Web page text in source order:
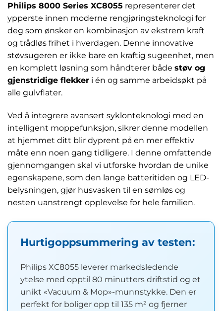
Philips 8000 Series XC8055 representerer det
ypperste innen moderne rengjøringsteknologi for
deg som ønsker en kombinasjon av ekstrem kraft
og trådløs frihet i hverdagen. Denne innovative
støvsugeren er ikke bare en kraftig sugeenhet, men
en komplett løsning som håndterer både støv og
gjenstridige flekker i én og samme arbeidsøkt på
alle gulvflater.
Ved å integrere avansert syklonteknologi med en
intelligent moppefunksjon, sikrer denne modellen
at hjemmet ditt blir dyprent på en mer effektiv
måte enn noen gang tidligere. I denne omfattende
gjennomgangen skal vi utforske hvordan de unike
egenskapene, som den lange batteritiden og LED-
belysningen, gjør husvasken til en sømløs og
nesten uanstrengt opplevelse for hele familien.
Hurtigoppsummering av testen:
Philips XC8055 leverer markedsledende
ytelse med opptil 80 minutters driftstid og et
unikt «Vacuum & Mop»-munnstykke. Den er
perfekt for boliger opp til 135 m² og fjerner